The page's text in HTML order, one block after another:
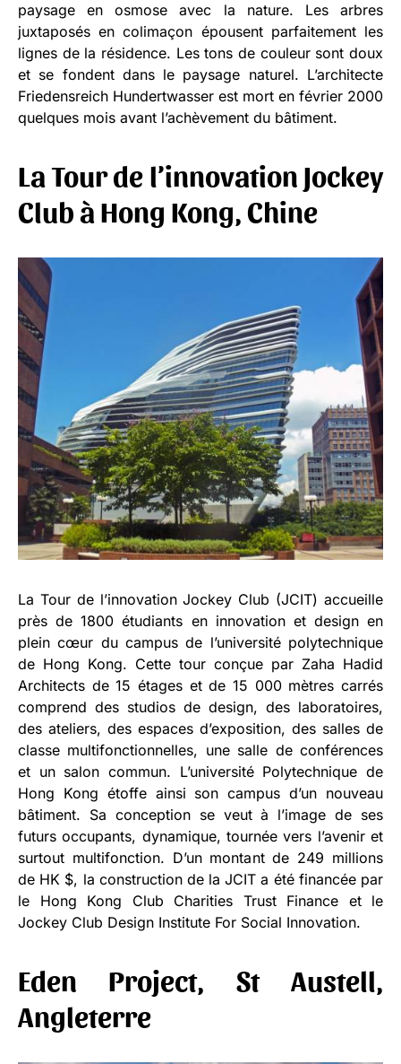
paysage en osmose avec la nature. Les arbres
juxtaposés en colimaçon épousent parfaitement les
lignes de la résidence. Les tons de couleur sont doux
et se fondent dans le paysage naturel. L’architecte
Friedensreich Hundertwasser est mort en février 2000
quelques mois avant l’achèvement du bâtiment.
La Tour de l’innovation Jockey
Club à Hong Kong, Chine
La Tour de l’innovation Jockey Club (JCIT) accueille
près de 1800 étudiants en innovation et design en
plein cœur du campus de l’université polytechnique
de Hong Kong. Cette tour conçue par Zaha Hadid
Architects de 15 étages et de 15 000 mètres carrés
comprend des studios de design, des laboratoires,
des ateliers, des espaces d’exposition, des salles de
classe multifonctionnelles, une salle de conférences
et un salon commun. L’université Polytechnique de
Hong Kong étoffe ainsi son campus d’un nouveau
bâtiment. Sa conception se veut à l’image de ses
futurs occupants, dynamique, tournée vers l’avenir et
surtout multifonction. D’un montant de 249 millions
de HK $, la construction de la JCIT a été financée par
le Hong Kong Club Charities Trust Finance et le
Jockey Club Design Institute For Social Innovation.
Eden Project, St Austell,
Angleterre